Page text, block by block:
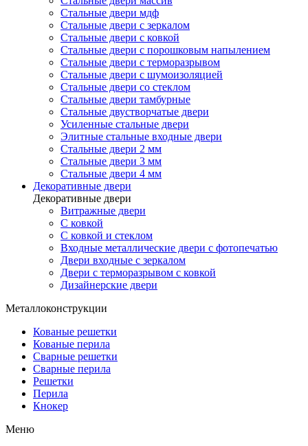
Стальные двери мдф
Стальные двери с зеркалом
Стальные двери с ковкой
Стальные двери с порошковым напылением
Стальные двери с терморазрывом
Стальные двери с шумоизоляцией
Стальные двери со стеклом
Стальные двери тамбурные
Стальные двустворчатые двери
Усиленные стальные двери
Элитные стальные входные двери
Стальные двери 2 мм
Стальные двери 3 мм
Стальные двери 4 мм
Декоративные двери
Декоративные двери
Витражные двери
С ковкой
С ковкой и стеклом
Входные металлические двери с фотопечатью
Двери входные с зеркалом
Двери с терморазрывом с ковкой
Дизайнерские двери
Металлоконструкции
Кованые решетки
Кованые перила
Сварные решетки
Сварные перила
Решетки
Перила
Кнокер
Меню